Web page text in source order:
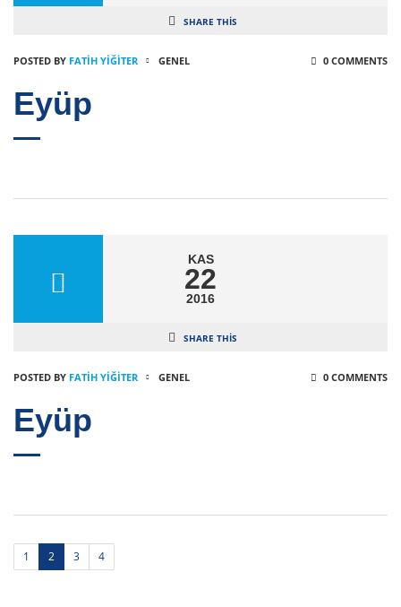
SHARE THIS
POSTED BY FATIH YİĞİTER GENEL 0 COMMENTS
Eyüp
KAS
22
2016
SHARE THIS
POSTED BY FATIH YİĞİTER GENEL 0 COMMENTS
Eyüp
1 2 3 4